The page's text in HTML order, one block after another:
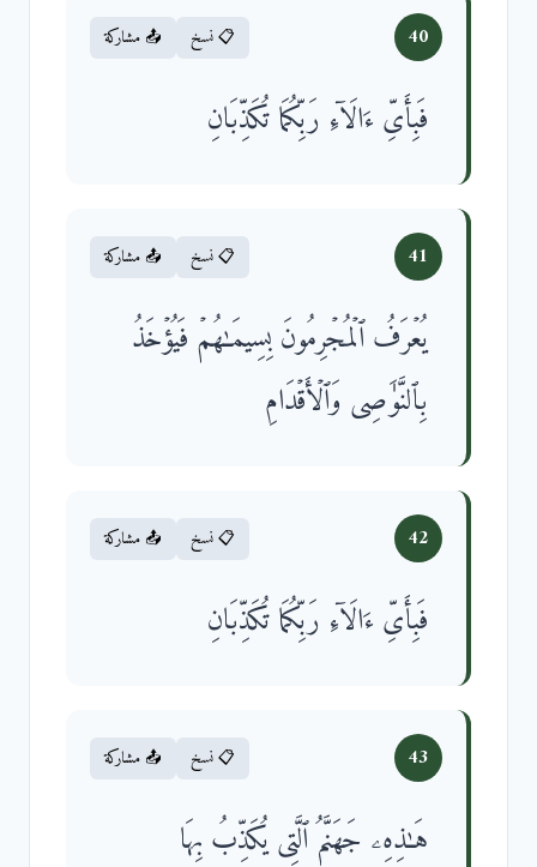
40 📋 نسخ 📤 مشاركة
فَبِأَیِّ ءَالَاۤءِ رَبِّكُمَا تُكَذِّبَانِ
41 📋 نسخ 📤 مشاركة
یُعۡرَفُ ٱلۡمُجۡرِمُونَ بِسِیمَـٰهُمۡ فَیُؤۡخَذُ
بِٱلنَّوَ ٰ⁠صِی وَٱلۡأَقۡدَامِ
42 📋 نسخ 📤 مشاركة
فَبِأَیِّ ءَالَاۤءِ رَبِّكُمَا تُكَذِّبَانِ
43 📋 نسخ 📤 مشاركة
هَـٰذِهِۦ جَهَنَّمُ ٱلَّتِی یُكَذِّبُ بِهَا